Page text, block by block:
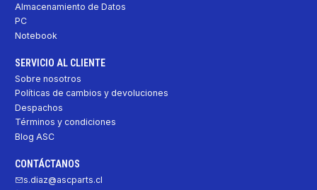
Almacenamiento de Datos
PC
Notebook
SERVICIO AL CLIENTE
Sobre nosotros
Políticas de cambios y devoluciones
Despachos
Términos y condiciones
Blog ASC
CONTÁCTANOS
s.diaz@ascparts.cl